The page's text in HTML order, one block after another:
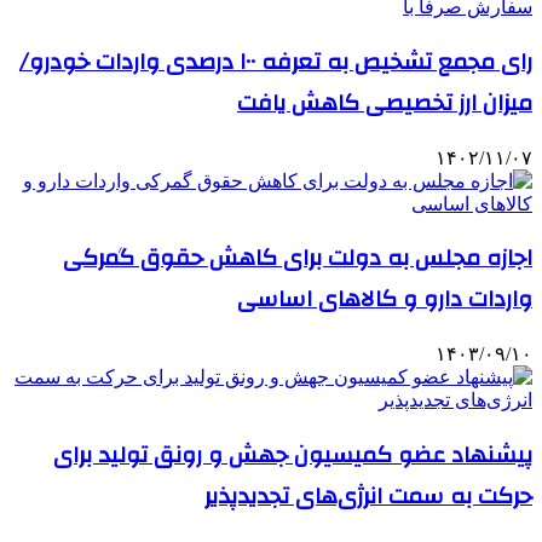
رای مجمع تشخیص به تعرفه ۱۰۰ درصدی واردات خودرو/
میزان ارز تخصیصی کاهش یافت
۱۴۰۲/۱۱/۰۷
اجازه مجلس به دولت برای کاهش حقوق گمرکی
واردات دارو و کالاهای اساسی
۱۴۰۳/۰۹/۱۰
پیشنهاد عضو کمیسیون جهش و رونق تولید برای
حرکت به سمت انرژی‌های تجدیدپذیر